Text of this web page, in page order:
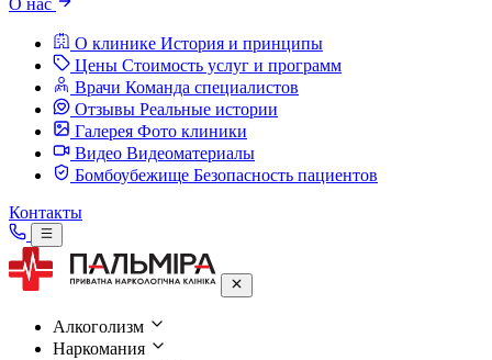
О нас
О клинике История и принципы
Цены Стоимость услуг и программ
Врачи Команда специалистов
Отзывы Реальные истории
Галерея Фото клиники
Видео Видеоматериалы
Бомбоубежище Безопасность пациентов
Контакты
Алкоголизм
Наркомания